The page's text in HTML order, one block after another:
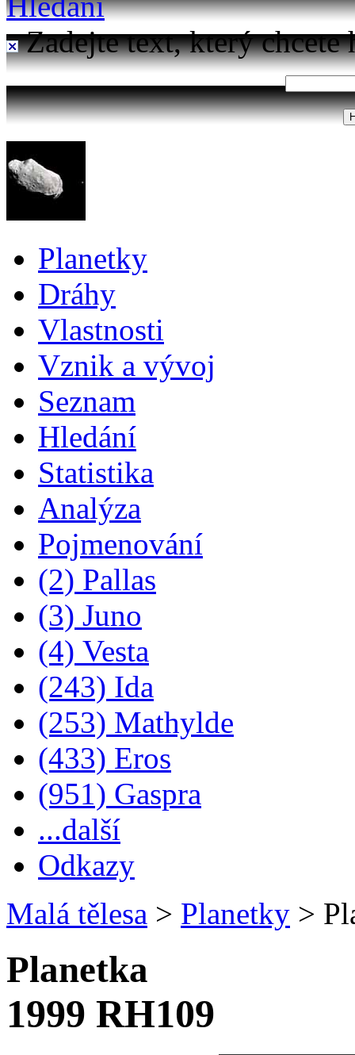
Zadejte text, který chcete
Planetky
Dráhy
Vlastnosti
Vznik a vývoj
Seznam
Hledání
Statistika
Analýza
Pojmenování
(2) Pallas
(3) Juno
(4) Vesta
(243) Ida
(253) Mathylde
(433) Eros
(951) Gaspra
...další
Odkazy
Malá tělesa > Planetky >
Planetka
1999 RH109